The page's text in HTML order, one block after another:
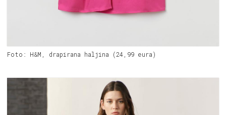
Foto: H&M, drapirana haljina (24,99 eura)